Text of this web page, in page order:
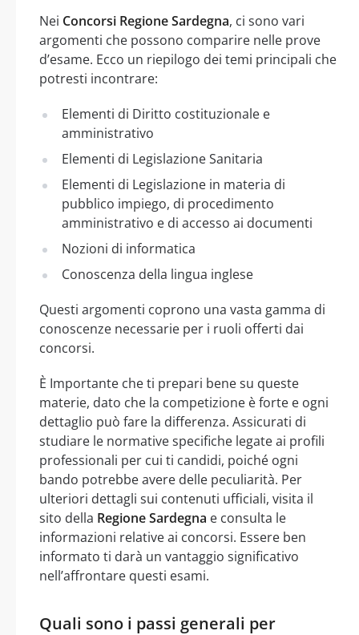
Nei Concorsi Regione Sardegna, ci sono vari
argomenti che possono comparire nelle prove
d’esame. Ecco un riepilogo dei temi principali che
potresti incontrare:
Elementi di Diritto costituzionale e
amministrativo
Elementi di Legislazione Sanitaria
Elementi di Legislazione in materia di
pubblico impiego, di procedimento
amministrativo e di accesso ai documenti
Nozioni di informatica
Conoscenza della lingua inglese
Questi argomenti coprono una vasta gamma di
conoscenze necessarie per i ruoli offerti dai
concorsi.
È Importante che ti prepari bene su queste
materie, dato che la competizione è forte e ogni
dettaglio può fare la differenza. Assicurati di
studiare le normative specifiche legate ai profili
professionali per cui ti candidi, poiché ogni
bando potrebbe avere delle peculiarità. Per
ulteriori dettagli sui contenuti ufficiali, visita il
sito della Regione Sardegna e consulta le
informazioni relative ai concorsi. Essere ben
informato ti darà un vantaggio significativo
nell’affrontare questi esami.
Quali sono i passi generali per